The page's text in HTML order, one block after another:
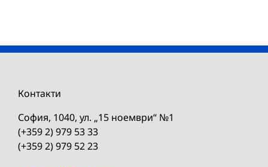
Контакти
София, 1040, ул. „15 ноември“ №1
(+359 2) 979 53 33
(+359 2) 979 52 23